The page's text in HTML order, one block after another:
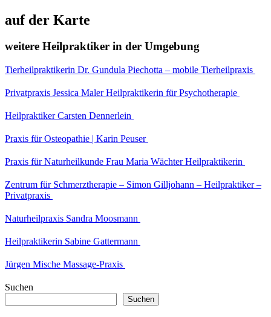
auf der Karte
weitere Heilpraktiker in der Umgebung
Tierheilpraktikerin Dr. Gundula Piechotta – mobile Tierheilpraxis
Privatpraxis Jessica Maler Heilpraktikerin für Psychotherapie
Heilpraktiker Carsten Dennerlein
Praxis für Osteopathie | Karin Peuser
Praxis für Naturheilkunde Frau Maria Wächter Heilpraktikerin
Zentrum für Schmerztherapie – Simon Gilljohann – Heilpraktiker –
Privatpraxis
Naturheilpraxis Sandra Moosmann
Heilpraktikerin Sabine Gattermann
Jürgen Mische Massage-Praxis
Suchen
Suchen